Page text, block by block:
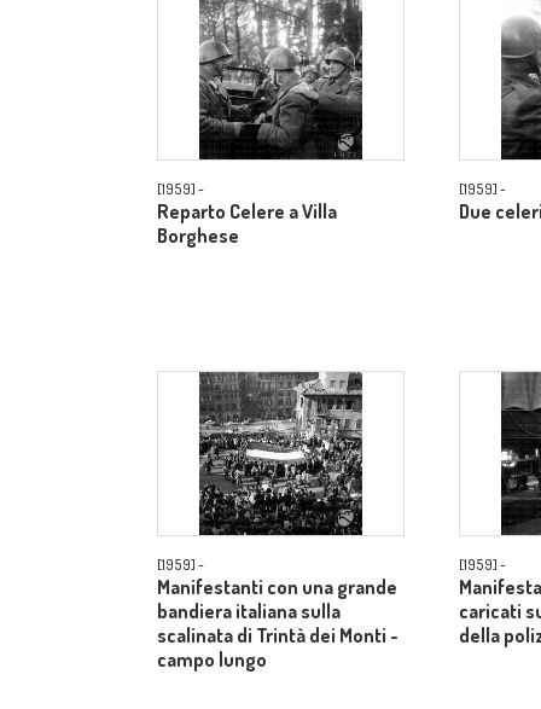
[1959] -
Reparto Celere a Villa
Borghese
[1959] -
Due
[1959] -
Manifestanti con una grande
bandiera italiana sulla
scalinata di Trintà dei Monti -
campo lungo
[1959] -
caricati
della